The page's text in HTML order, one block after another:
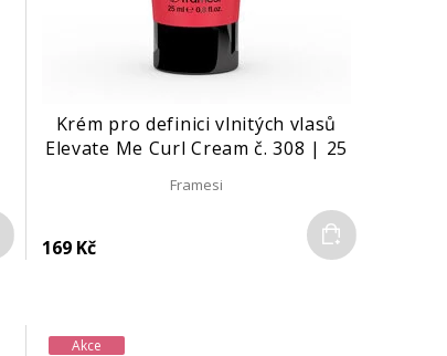
Do košíku
Krém pro definici vlnitých vlasů
Elevate Me Curl Cream č. 308 | 25
Framesi
169 Kč
Do košíku
Akce